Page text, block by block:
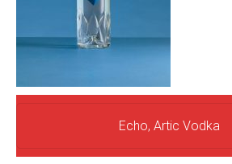
Echo, Artic Vodka